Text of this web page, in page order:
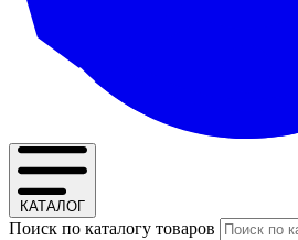
КАТАЛОГ
Поиск по каталогу товаров